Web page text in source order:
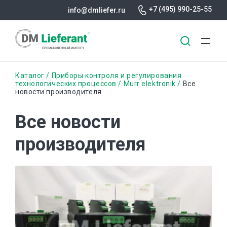
основному
info@dmliefer.ru +7 (495) 990-25-55
Строка
навигации
Каталог
Приборы контроля и регулирования
технологических процессов
Murr elektronik
Все
новости производителя
Все новости
производителя